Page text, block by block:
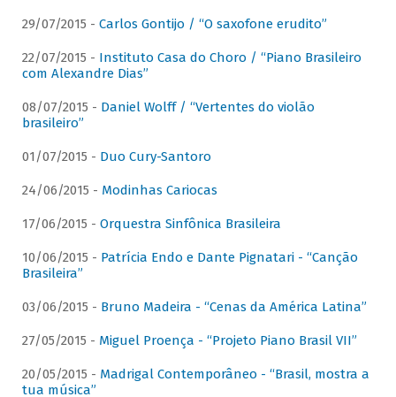
29/07/2015 - Carlos Gontijo / “O saxofone erudito”
22/07/2015 - Instituto Casa do Choro / “Piano Brasileiro
com Alexandre Dias”
08/07/2015 - Daniel Wolff / “Vertentes do violão
brasileiro”
01/07/2015 - Duo Cury-Santoro
24/06/2015 - Modinhas Cariocas
17/06/2015 - Orquestra Sinfônica Brasileira
10/06/2015 - Patrícia Endo e Dante Pignatari - “Canção
Brasileira”
03/06/2015 - Bruno Madeira - “Cenas da América Latina”
27/05/2015 - Miguel Proença - “Projeto Piano Brasil VII”
20/05/2015 - Madrigal Contemporâneo - “Brasil, mostra a
tua música”